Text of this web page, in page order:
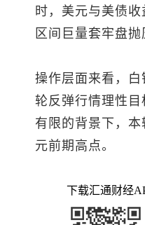
时，美元与美债
区间巨量套牢盘
操作层面来看，
轮反弹行情理性
有限的背景下，
元前期高点。
下载汇通财经